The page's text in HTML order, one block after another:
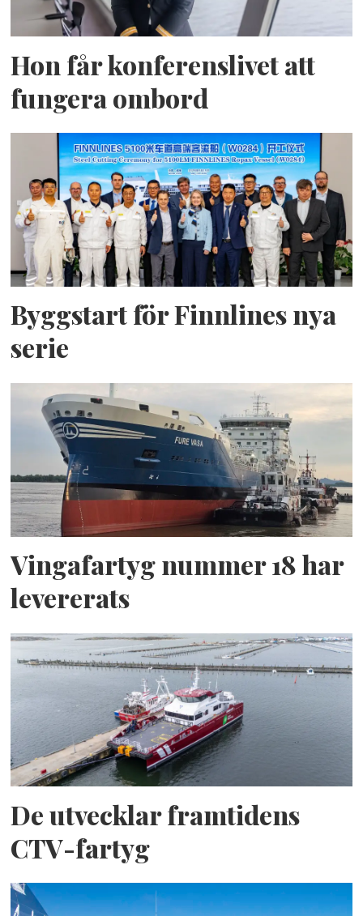
Hon får konferenslivet att
fungera ombord
Byggstart för Finnlines nya
serie
Vingafartyg nummer 18 har
levererats
De utvecklar framtidens
CTV-fartyg